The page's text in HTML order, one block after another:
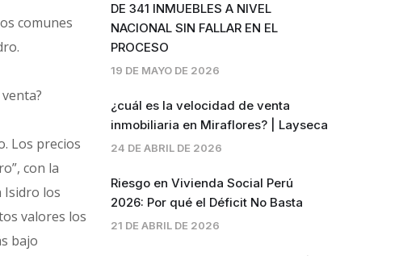
comunes
Los precios
con la
Isidro los
valores los
bajo
DE 341 INMUEBLES A NIVEL
NACIONAL SIN FALLAR EN EL
PROCESO
19 DE MAYO DE 2026
¿cuál es la velocidad de venta
inmobiliaria en Miraflores? | Layseca
24 DE ABRIL DE 2026
Riesgo en Vivienda Social Perú
2026: Por qué el Déficit No Basta
21 DE ABRIL DE 2026